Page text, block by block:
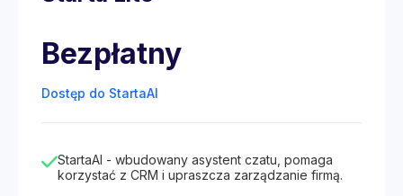
Bezpłatny
Dostęp do StartaAI
StartaAI - wbudowany asystent czatu, pomaga
korzystać z CRM i upraszcza zarządzanie firmą.